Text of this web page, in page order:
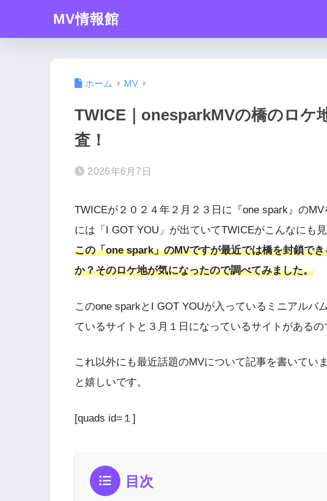
MV情報館
ホーム MV
TWICE｜onesparkMVの橋のロケ
査！
2026年6月7日
TWICEが２０２４年２月２３日に『one spark』の
には「I GOT YOU」が出ていてTWICEがこんなにも
この「one spark」のMVですが最近では橋を封鎖で
か？そのロケ地が気になったので調べてみました。
このone sparkとI GOT YOUが入っているミニアルバ
ているサイトと３月１日になっているサイトがある
これ以外にも最近話題のMVについて記事を書いてい
と嬉しいです。
[quads id=１]
目次